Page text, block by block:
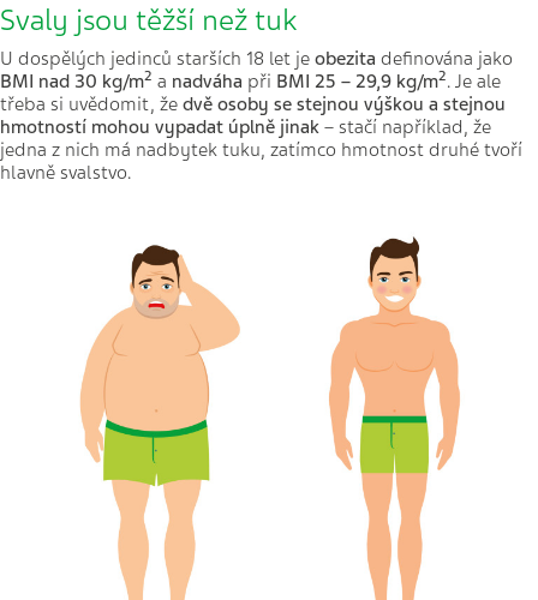
Svaly jsou těžší než tuk
U dospělých jedinců starších 18 let je obezita definována jako
BMI nad 30 kg/m2 a nadváha při BMI 25 – 29,9 kg/m2. Je ale
třeba si uvědomit, že dvě osoby se stejnou výškou a stejnou
hmotností mohou vypadat úplně jinak – stačí například, že
jedna z nich má nadbytek tuku, zatímco hmotnost druhé tvoří
hlavně svalstvo.